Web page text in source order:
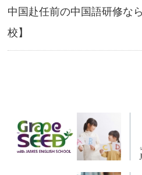
中国赴任前の中国語研修な
校】